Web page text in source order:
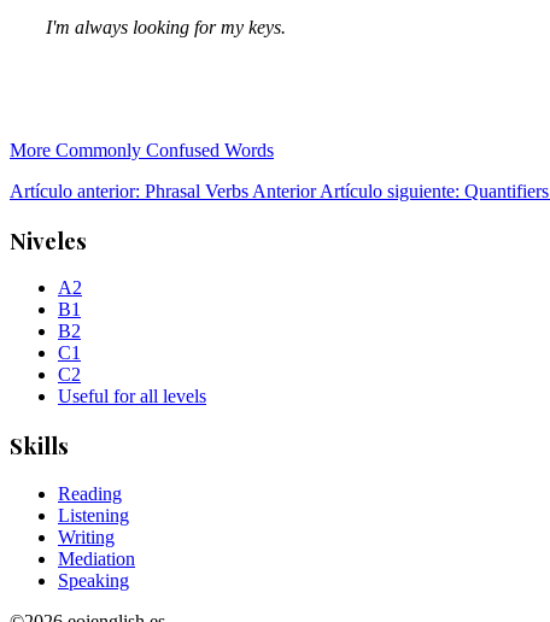
I'm always looking for my keys.
More Commonly Confused Words
Artículo anterior: Phrasal Verbs Anterior Artículo siguiente: Quantifiers
Niveles
A2
B1
B2
C1
C2
Useful for all levels
Skills
Reading
Listening
Writing
Mediation
Speaking